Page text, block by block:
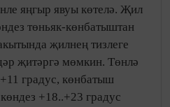
яңгыр явуы көтелә. Җил
төньяк-көнбатыштан
җилнең тизлеге
җитәргә мөмкин. Төнлә
градус, көнбатыш
+18..+23 градус